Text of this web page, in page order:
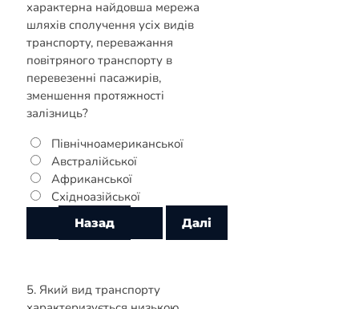
характерна найдовша мережа
шляхів сполучення усіх видів
транспорту, переважання
повітряного транспорту в
перевезенні пасажирів,
зменшення протяжності
залізниць?
Північноамериканської
Австралійської
Африканської
Східноазійської
5. Який вид транспорту